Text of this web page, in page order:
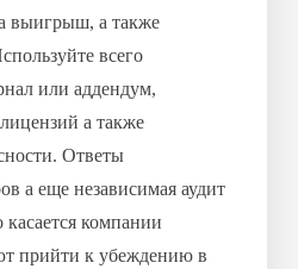
выигрыш, а также
всего
или аддендум,
а также
Ответы
а еще независимая аудит
компании
прийти к убеждению в